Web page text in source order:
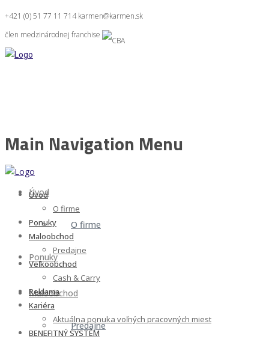
+421 (0) 51 77 11 714 karmen@karmen.sk
člen medzinárodnej franchise
Main Navigation Menu
Úvod
O firme
Ponuky
Maloobchod
Predajne
Úvod
O firme
Ponuky
Maloobchod
Predajne
Veľkoobchod
Cash & Carry
Reklama
Kariéra
Aktuálna ponuka voľných pracovných miest
BENEFITNÝ SYSTÉM